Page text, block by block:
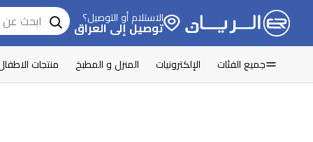
الاستلام أو التوصيل؟
توصيل إلى العراق
جميع الفئات الإلكترونيات المنزل و المطبخ منتجات